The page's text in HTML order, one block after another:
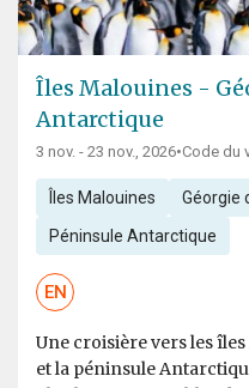
Îles Malouines -
Antarctique
3 nov. - 23 nov., 2026•Code du
Îles Malouines Géorgie
Péninsule Antarctique
EN
Une croisière vers les
et la péninsule